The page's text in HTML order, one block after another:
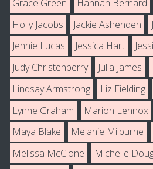
Grace Green
Hannah Bernard
Holly Jacobs
Jackie Ashenden
Jennie Lucas
Jessica Hart
Judy Christenberry
Julia James
Lindsay Armstrong
Liz Fielding
Lynne Graham
Marion Lennox
Maya Blake
Melanie Milburne
Melissa McClone
Michelle